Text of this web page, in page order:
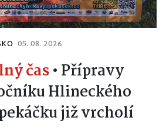
05. 08. 2026
čas• Přípravy
Hlineckého
již vrcholí